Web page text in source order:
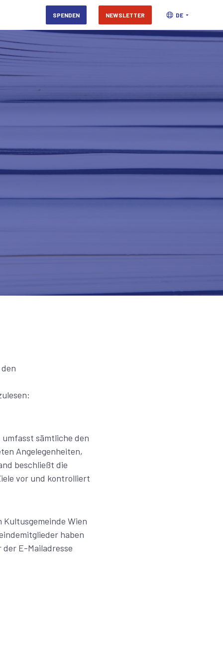
SPENDEN NEWSLETTER DE
sämtliche den
Angelegenheiten,
beschließt die
vor und kontrolliert
Wien
haben
E-Mailadresse